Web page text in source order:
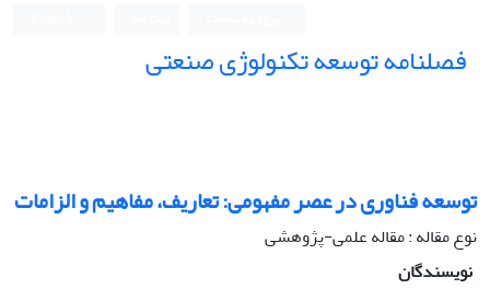
فصلنامه توسعه تکنولوژی صنعتی
توسعه فناوری در عصر مفهومی: تعاریف، مفاهیم و الزامات
نوع مقاله : مقاله علمی-پژوهشی
نویسندگان